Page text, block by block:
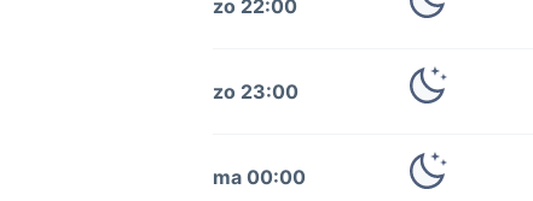
zo 22:00
zo 23:00
ma 00:00